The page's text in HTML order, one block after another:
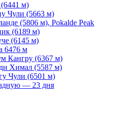
м)
Чули (5663 м)
(5806 м), Pokalde Peak
(6189 м)
(6145 м)
6476 м
Кангру (6367 м)
Химал (5587 м)
Чули (6501 м)
— 23 дня